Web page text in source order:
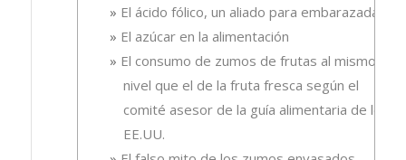
El ácido fólico, un aliado para embarazadas.
El azúcar en la alimentación
El consumo de zumos de frutas al mismo
nivel que el de la fruta fresca según el
comité asesor de la guía alimentaria de los
EE.UU.